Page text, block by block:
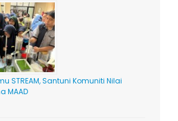
STREAM, Santuni Komuniti Nilai
MAAD